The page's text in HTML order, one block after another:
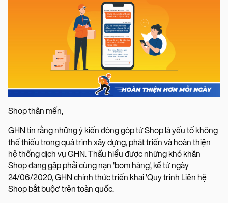
Shop thân mến,
GHN tin rằng những ý kiến đóng góp từ Shop là yếu tố không
thể thiếu trong quá trình xây dựng, phát triển và hoàn thiện
hệ thống dịch vụ GHN. Thấu hiểu được những khó khăn
Shop đang gặp phải cùng nạn 'bom hàng', kể từ ngày
24/06/2020, GHN chính thức triển khai 'Quy trình Liên hệ
Shop bắt buộc' trên toàn quốc.